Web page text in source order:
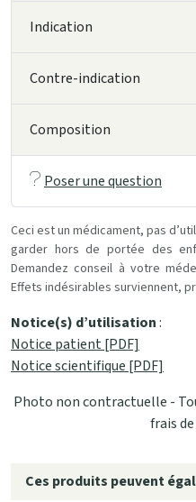
Indication
Contre-indication
Composition
Poser une question
Ceci est un médicament, pas
garder hors de portée des
Demandez conseil à votre
Effets indésirables surviennent,
Notice(s) d’utilisation:
Notice patient [PDF]
Notice scientifique [PDF]
Photo non contractuelle -
frais
Ces produits peuvent